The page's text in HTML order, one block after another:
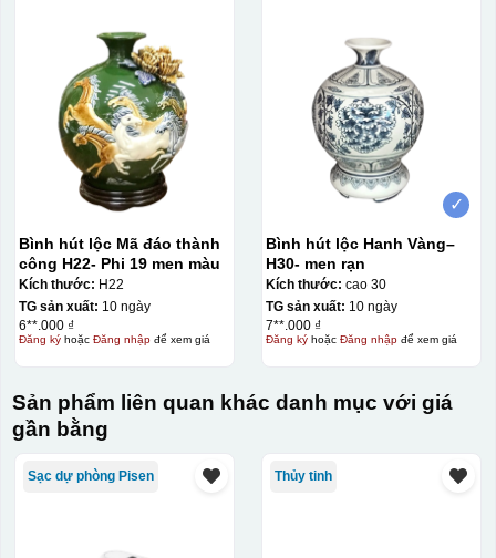
IN Decal lên GỐM SỨ
Bước 1: Tạo khuôn in để tạo ra Decal Bước 2: Dán
decal lên gốm sứ Bước 3: Cho vào lò nung ở nhiệt độ
700-800 độ CBước 1: Tạo ra DECALĐể tạo ra decal
trước khi dán nó lên gốm sứ, xưởng in sẽ in lên 1 loại
giấy đặc biệt, và kích thước logo được căn chỉnh theo
Bình hút lộc Mã đáo thành
công H22- Phi 19 men màu
Kích thước: H22
TG sản xuất: 10 ngày
6**.000 ₫
Đăng kýhoặc Đăng nhậpđể xem giá
✓
Bình hút lộc Hanh Vàng–
H30- men rạn
Kích thước: cao 30
TG sản xuất: 10 ngày
7**.000 ₫
Đăng kýhoặc Đăng nhậpđể xem giá
Sản phẩm liên quan khác danh mục với giá
gần bằng
Sạc dự phòng Pisen Thủy tinh